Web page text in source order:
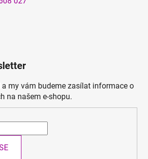
my vám budeme zasílat informace o
na našem e-shopu.